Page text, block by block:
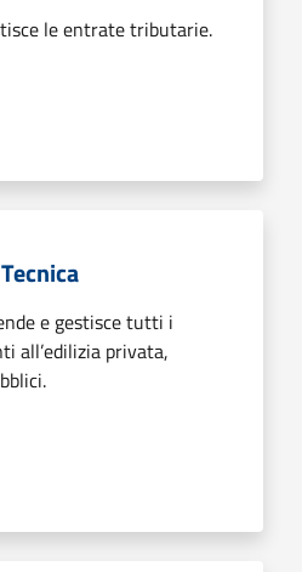
le entrate tributarie.
e gestisce tutti i
all’edilizia privata,